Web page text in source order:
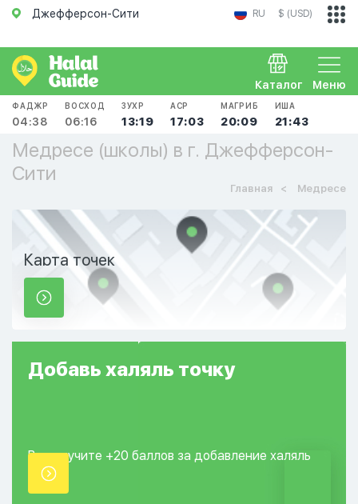
Джефферсон-Сити RU $ (USD)
Меню
Каталог
ФАДЖР
04:38
ВОСХОД
06:16
ЗУХР
13:19
АСР
17:03
МАГРИБ
20:09
ИША
21:43
Медресе (школы) в г. Джефферсон-
Сити
Главная Медресе
Карта точек
Добавь халяль точку
Вы получите +20 баллов за добавление халяль
точки.